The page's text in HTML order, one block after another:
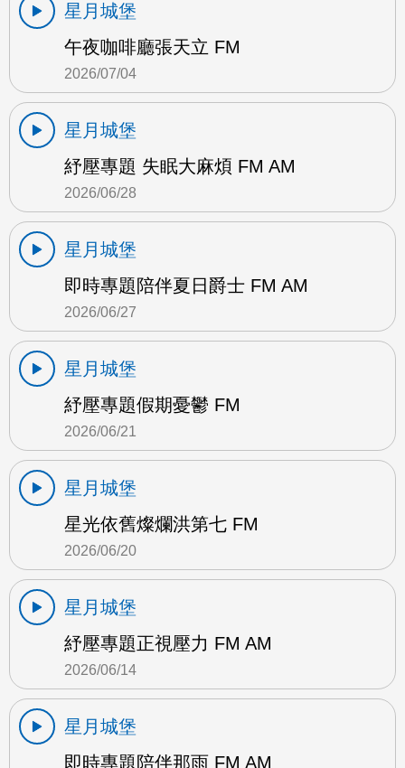
星月城堡
午夜咖啡廳張天立 FM
2026/07/04
星月城堡
紓壓專題 失眠大麻煩 FM AM
2026/06/28
星月城堡
即時專題陪伴夏日爵士 FM AM
2026/06/27
星月城堡
紓壓專題假期憂鬱 FM
2026/06/21
星月城堡
星光依舊燦爛洪第七 FM
2026/06/20
星月城堡
紓壓專題正視壓力 FM AM
2026/06/14
星月城堡
即時專題陪伴那雨 FM AM